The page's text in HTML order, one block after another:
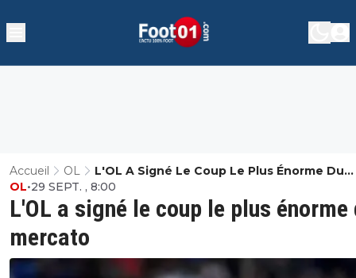
Accueil OL
L'OL A Signé Le Coup Le Plus Énorme Du
Mercato
L'OL a signé le coup le plus énorme
mercato
OL•29 SEPT. , 8:00